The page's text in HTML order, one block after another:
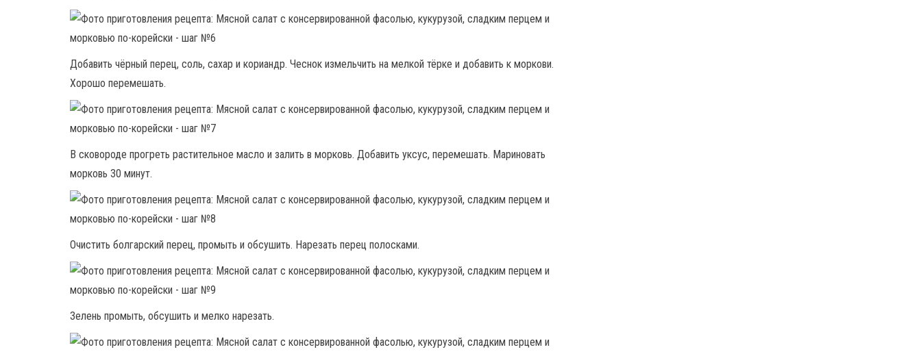
Добавить чёрный перец, соль, сахар и кориандр. Чеснок измельчить на мелкой тёрке и добавить к моркови.
Хорошо перемешать.
В сковороде прогреть растительное масло и залить в морковь. Добавить уксус, перемешать. Мариновать
морковь 30 минут.
Очистить болгарский перец, промыть и обсушить. Нарезать перец полосками.
Зелень промыть, обсушить и мелко нарезать.